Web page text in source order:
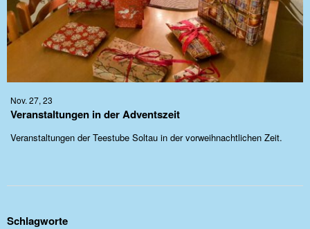
Nov. 27, 23
Veranstaltungen in der Adventszeit
Veranstaltungen der Teestube Soltau in der vorweihnachtlichen Zeit.
Schlagworte